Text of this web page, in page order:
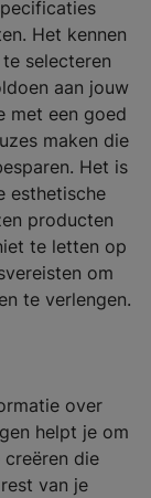
Het kennen
selecteren
aan jouw
met een goed
maken die
Het is
esthetische
producten
te letten op
om
te verlengen.
over
helpt je om
die
van je